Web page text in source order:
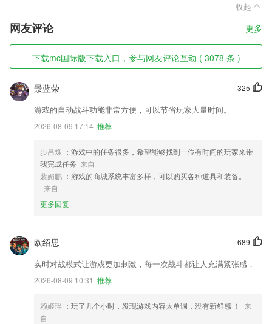
收起
网友评论 更多
下载mc国际版下载入口，参与网友评论互动 ( 3078 条 )
325
景蓝荣
游戏的自动战斗功能非常方便，可以节省玩家大量时间。
2026-08-09 17:14 推荐
步昌烁 ：游戏中的任务很多，希望能够找到一位有时间的玩家来带
我完成任务 来自
裴媚鹏 ：游戏的商城系统丰富多样，可以购买各种道具和装备。
来自
更多回复
689
欧绍思
实时对战模式让游戏更加刺激，每一次战斗都让人充满紧张感，
2026-08-09 10:31 推荐
赖姬瑶 ：玩了几个小时，发现游戏内容太单调，没有新鲜感 ！
来
自